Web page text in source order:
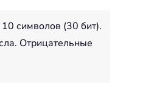
символов (30 бит).
Отрицательные